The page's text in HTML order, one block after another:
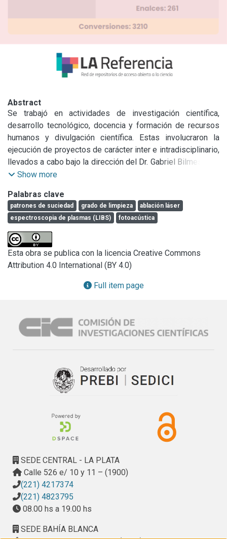
Abstract
Se trabajó en actividades de investigación científica,
desarrollo tecnológico, docencia y formación de recursos
humanos y divulgación científica. Estas involucraron la
ejecución de proyectos de carácter inter e intradisciplinario,
llevados a cabo bajo la dirección del Dr. Gabriel Bilmes y en
colaboración con otros investigadores e instituciones.
Realizados como integrante del Laboratorio de Ablación,
Limpieza y Restauración con Láser del CIOp en la siguiente
línea de investigación:
Caracterización de materiales mediante espectroscopia de
plasmas inducida por láser y fotoacústica inducida por
ablación láser.
Por otra parte en este período se realizaron 6 trabajos de
investigación. 1 de ellos se publicó en una revista
con referato, dos mas se presentarán como patentes de
invención y otro se encuentra en desarrollo. Se realizaron
Docencia y Formación de Recursos Humanos: Co-dirección
del Trabajo Final de Ingeniería del Ing Tomás Símaro y
docencia realizada como profesor Adjunto de la Cátedra de
Materiales del Departamento de Mecánica de la Fac. de
Ingeniería de la UNLP y como docente invitado de las
Cátedras de: Fundamentos en el Comportamiento de los
Facultad.
Show more
Palabras clave
patrones de suciedad grado de limpieza
ablación láser
espectroscopia de plasmas (LIBS)
fotoacústica
Esta obra se publica con la licencia Creative Commons
Attribution 4.0 International (BY 4.0)
Full item page
SEDE CENTRAL - LA PLATA
Calle 526 e/ 10 y 11 – (1900)
(221) 4217374
(221) 4823795
08.00 hs a 19.00 hs
SEDE BAHÍA BLANCA